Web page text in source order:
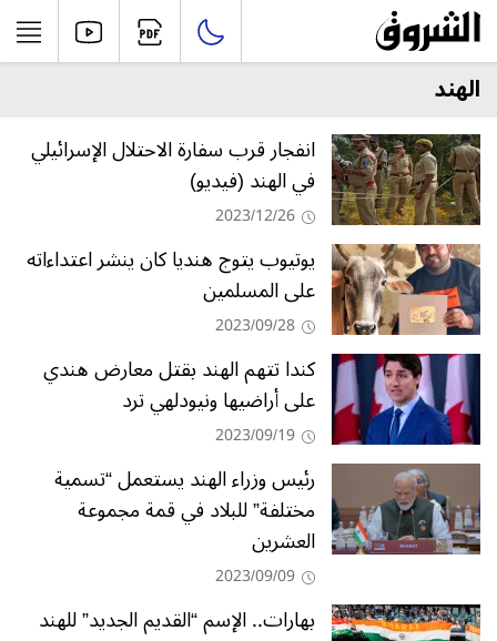
الهند
انفجار قرب سفارة الاحتلال الإسرائيلي
في الهند (فيديو)
2023/12/26
يوتيوب يتوج هنديا كان ينشر اعتداءاته
على المسلمين
2023/09/28
كندا تتهم الهند بقتل معارض هندي
على أراضيها ونيودلهي ترد
2023/09/19
رئيس وزراء الهند يستعمل “تسمية
مختلفة” للبلاد في قمة مجموعة
العشرين
2023/09/09
بهارات.. الإسم “القديم الجديد” للهند